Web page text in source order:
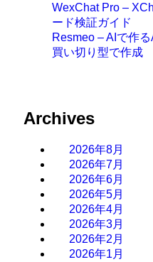
WexChat Pro –
ード検証ガイド
Resmeo – AIで作
買い切り型で作成
Archives
2026年8月
2026年7月
2026年6月
2026年5月
2026年4月
2026年3月
2026年2月
2026年1月